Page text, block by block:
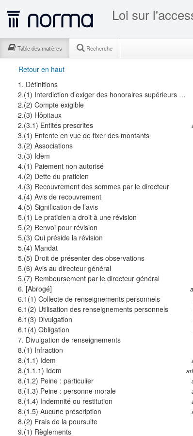
Loi sur
Table des matières Recherche
Retour en haut
1. Définitions
2.(1) Interdiction d’exiger des honoraires supérieurs à ceux du Régime
2.(2) Compte exigible
2.(3) Hôpitaux
2.(3.1) Entités prescrites
3.(1) Entente en vue de fixer des montants
3.(2) Associations
3.(3) Idem
4.(1) Paiement non autorisé
4.(2) Dette du praticien
4.(3) Recouvrement des sommes par le directeur
4.(4) Avis de recouvrement
4.(5) Signification de l’avis
5.(1) Le praticien a droit à une révision
5.(2) Renvoi pour révision
5.(3) Qui préside la révision
5.(4) Mandat
5.(5) Droit de présenter des observations
5.(6) Avis au directeur général
5.(7) Remboursement par le directeur général
6. [Abrogé]
6.1(1) Collecte de renseignements personnels
6.1(2) Utilisation des renseignements personnels
6.1(3) Divulgation
6.1(4) Obligation
7. Divulgation de renseignements
8.(1) Infraction
8.(1.1) Idem
8.(1.1.1) Idem
8.(1.2) Peine : particulier
8.(1.3) Peine : personne morale
8.(1.4) Indemnité ou restitution
8.(1.5) Aucune prescription
8.(2) Frais de la poursuite
9.(1) Règlements